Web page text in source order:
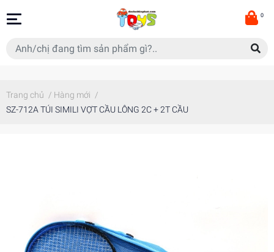
0
Trang chủ / Hàng mới /
SZ-712A TÚI SIMILI VỢT CẦU LÔNG 2C + 2T CẦU